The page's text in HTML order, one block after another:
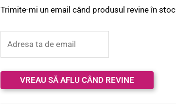
Trimite-mi un email când produsul revine în stoc